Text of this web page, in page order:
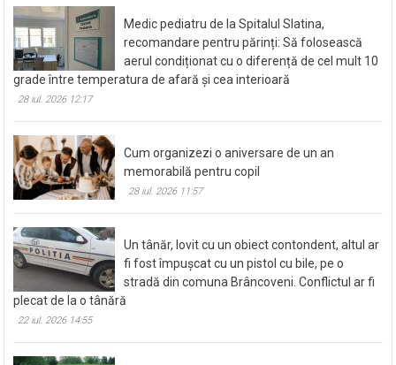
Medic pediatru de la Spitalul Slatina,
recomandare pentru părinți: Să folosească
aerul condiționat cu o diferență de cel mult 10
grade între temperatura de afară și cea interioară
28 iul. 2026 12:17
Cum organizezi o aniversare de un an
memorabilă pentru copil
28 iul. 2026 11:57
Un tânăr, lovit cu un obiect contondent, altul ar
fi fost împușcat cu un pistol cu bile, pe o
stradă din comuna Brâncoveni. Conflictul ar fi
plecat de la o tânără
22 iul. 2026 14:55